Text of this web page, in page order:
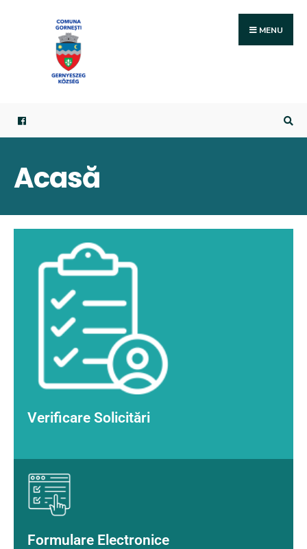
MENU
Acasă
Verificare Solicitări
Formulare Electronice